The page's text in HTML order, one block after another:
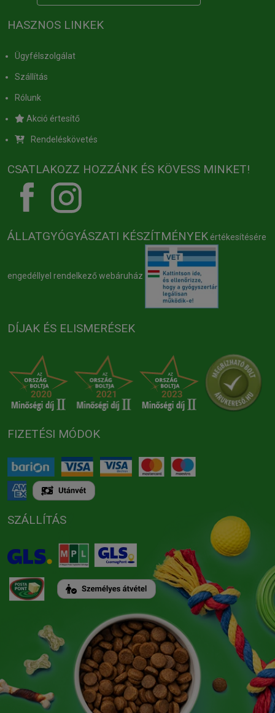
HASZNOS LINKEK
Ügyfélszolgálat
Szállítás
Rólunk
Akció értesítő
Rendeléskövetés
CSATLAKOZZ HOZZÁNK ÉS KÖVESS MINKET!
ÁLLATGYÓGYÁSZATI KÉSZÍTMÉNYEK értékesítésére
engedéllyel rendelkező webáruház
DÍJAK ÉS ELISMERÉSEK
FIZETÉSI MÓDOK
SZÁLLÍTÁS